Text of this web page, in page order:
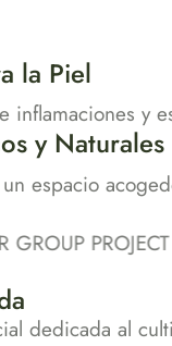
la Piel
inflamaciones y
y Naturales
espacio
PROJECT
dedicada al